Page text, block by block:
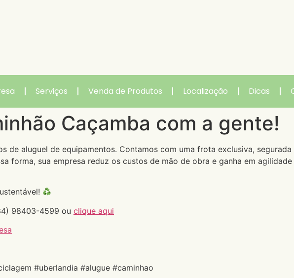
Serviços Venda de Produtos Localização Dicas
Caçamba com a gente!
de aluguel de equipamentos. Contamos com uma frota exclusiva,
forma, sua empresa reduz os custos de mão de obra e ganha em agilidade
98403-4599 ou clique aqui
#uberlandia #alugue #caminhao